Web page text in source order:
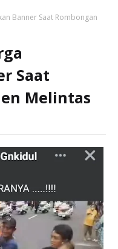
Banner Saat Rombongan
Saat
Melintas